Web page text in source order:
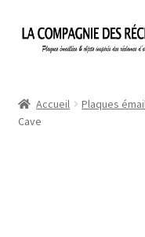
Aller
Aller
À propos de La
Accueil Plaques
Cave